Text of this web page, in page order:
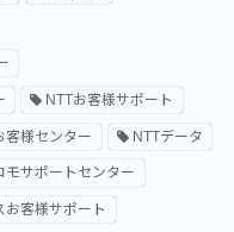
NTTお客様サポート
客様センター NTTデータ
モサポートセンター
お客様サポート